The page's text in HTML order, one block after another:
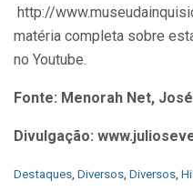
http://
matéria completa sobre
no Youtube.
Fonte: Menorah Net,
Divulgação:
C
Destaques, Diversos, Diversos,